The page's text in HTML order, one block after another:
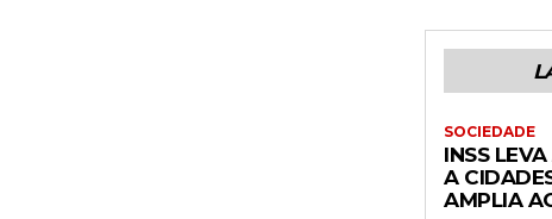
SOCIEDADE
INSS
A
AMPLIA